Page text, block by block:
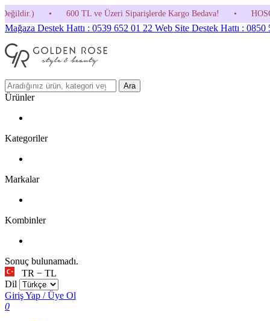
TL ve Üzeri Siparişlerde Kargo Bedava! • HOSGELDIN30 Kodunu
Mağaza Destek Hattı : 0539 652 01 22 Web Site Destek Hattı : 0850
Ara
Ürünler
Kategoriler
Markalar
Kombinler
Sonuç bulunamadı.
TR − TL
Dil
Giriş Yap / Üye Ol
0